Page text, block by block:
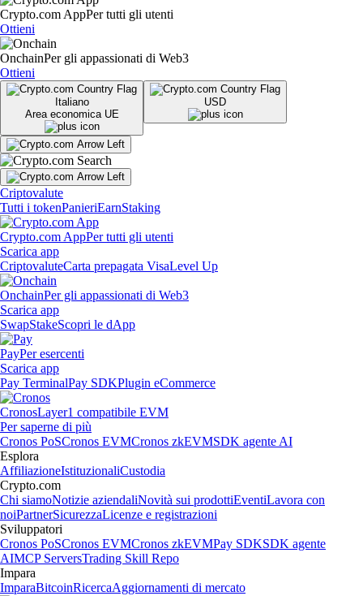
Crypto.com AppPer tutti gli utenti
Ottieni
OnchainPer gli appassionati di Web3
Ottieni
Italiano
Area economica UE
USD
Criptovalute
Tutti i tokenPanieriEarnStaking
Crypto.com AppPer tutti gli utenti
Scarica app
CriptovaluteCarta prepagata VisaLevel Up
OnchainPer gli appassionati di Web3
Scarica app
SwapStakeScopri le dApp
PayPer esercenti
Scarica app
Pay TerminalPay SDKPlugin eCommerce
CronosLayer1 compatibile EVM
Per saperne di più
Cronos PoSCronos EVMCronos zkEVMSDK agente AI
Esplora
AffiliazioneIstituzionaliCustodia
Crypto.com
Chi siamoNotizie aziendaliNovità sui prodottiEventiLavora con
noiPartnerSicurezzaLicenze e registrazioni
Sviluppatori
Cronos PoSCronos EVMCronos zkEVMPay SDKSDK agente
AIMCP ServersTrading Skill Repo
Impara
ImparaBitcoinRicercaAggiornamenti di mercato